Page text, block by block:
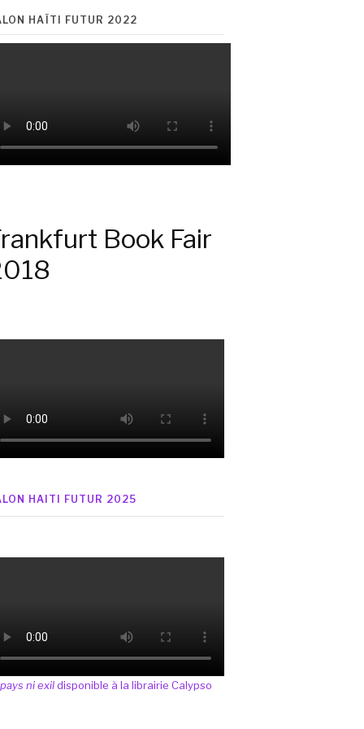
HAÏTI FUTUR 2022
Book Fair
HAITI FUTUR 2025
ni exildisponible à la librairie Calypso